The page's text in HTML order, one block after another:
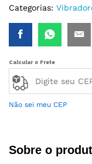
Categorias:
Calcular o Frete
Não sei meu CEP
Sobre o